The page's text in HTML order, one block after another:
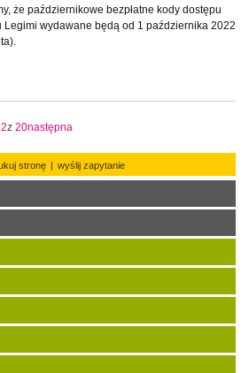
że październikowe bezpłatne kody dostępu
Legimi wydawane będą od 1 października 2022
z 20następna
stronę | wyślij zapytanie